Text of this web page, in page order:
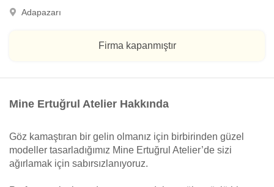
Adapazarı
Firma kapanmıştır
Mine Ertuğrul Atelier Hakkında
Göz kamaştıran bir gelin olmanız için birbirinden güzel
modeller tasarladığımız Mine Ertuğrul Atelier’de sizi
ağırlamak için sabırsızlanıyoruz.